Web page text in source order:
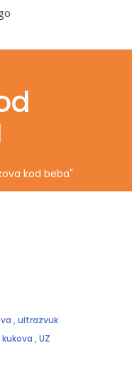
kod beba"
,ultrazvuk
kukova ,UZ